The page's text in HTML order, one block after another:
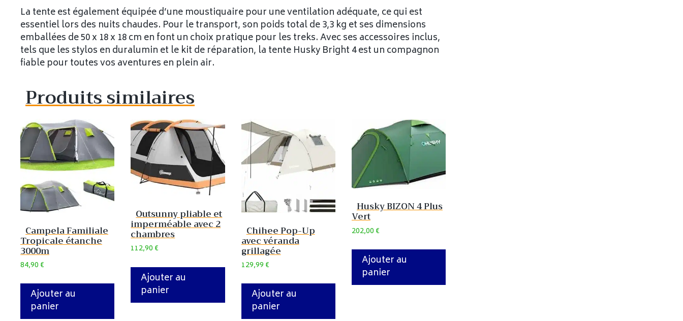
La tente est également équipée d’une moustiquaire pour une ventilation adéquate, ce qui est
essentiel lors des nuits chaudes. Pour le transport, son poids total de 3,3 kg et ses dimensions
emballées de 50 x 18 x 18 cm en font un choix pratique pour les treks. Avec ses accessoires inclus,
tels que les stylos en duralumin et le kit de réparation, la tente Husky Bright 4 est un compagnon
fiable pour toutes vos aventures en plein air.
Produits similaires
Campela Familiale
Tropicale étanche
3000m
84,90€
Ajouter au
panier
Outsunny pliable et
imperméable avec 2
chambres
112,90€
Ajouter au
panier
Chihee Pop-Up
avec véranda
grillagée
129,99€
Ajouter au
panier
Husky BIZON 4 Plus
Vert
202,00€
Ajouter au
panier